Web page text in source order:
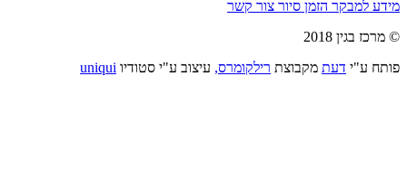
מידע למבקר הזמן סיור צור קשר
© מרכז בגין 2018
פותח ע"י דעת מקבוצת רילקומרס, עיצוב ע"י סטודיו uniqui